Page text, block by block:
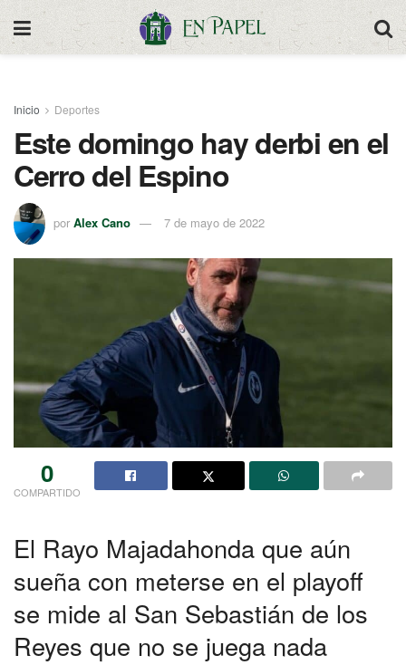
Inicio Deportes
Este domingo hay derbi en el
Cerro del Espino
por Alex Cano 7 de mayo de 2022
0
COMPARTIDO
El Rayo Majadahonda que aún
sueña con meterse en el playoff
se mide al San Sebastián de los
Reyes que no se juega nada